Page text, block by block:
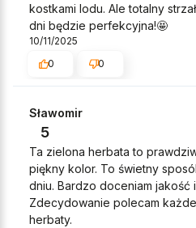
kostkami lodu. Ale totalny
dni będzie perfekcyjna!🤩
10/11/2025
0
0
Sławomir
5
Ta zielona herbata to
piękny kolor. To świetny
dniu. Bardzo doceniam jakość
Zdecydowanie polecam
herbaty.